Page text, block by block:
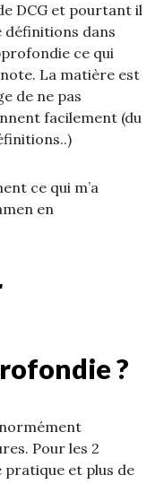
DCG et pourtant il
définitions dans
ce qui
La matière est
de ne pas
facilement (du
ce qui m’a
en
?
Pour les 2
pratique et plus de